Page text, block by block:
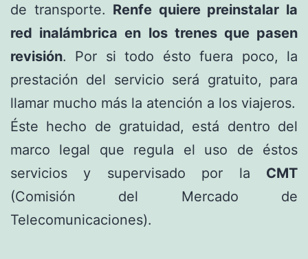
de transporte. Renfe quiere preinstalar la
red inalámbrica en los trenes que pasen
revisión. Por si todo ésto fuera poco, la
prestación del servicio será gratuito, para
llamar mucho más la atención a los viajeros.
Éste hecho de gratuidad, está dentro del
marco legal que regula el uso de éstos
servicios y supervisado por la CMT
(Comisión del Mercado de
Telecomunicaciones).